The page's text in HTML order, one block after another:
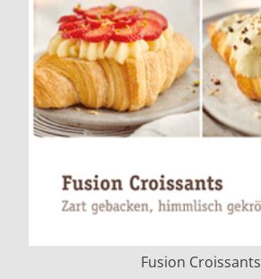
Fusion Croissants